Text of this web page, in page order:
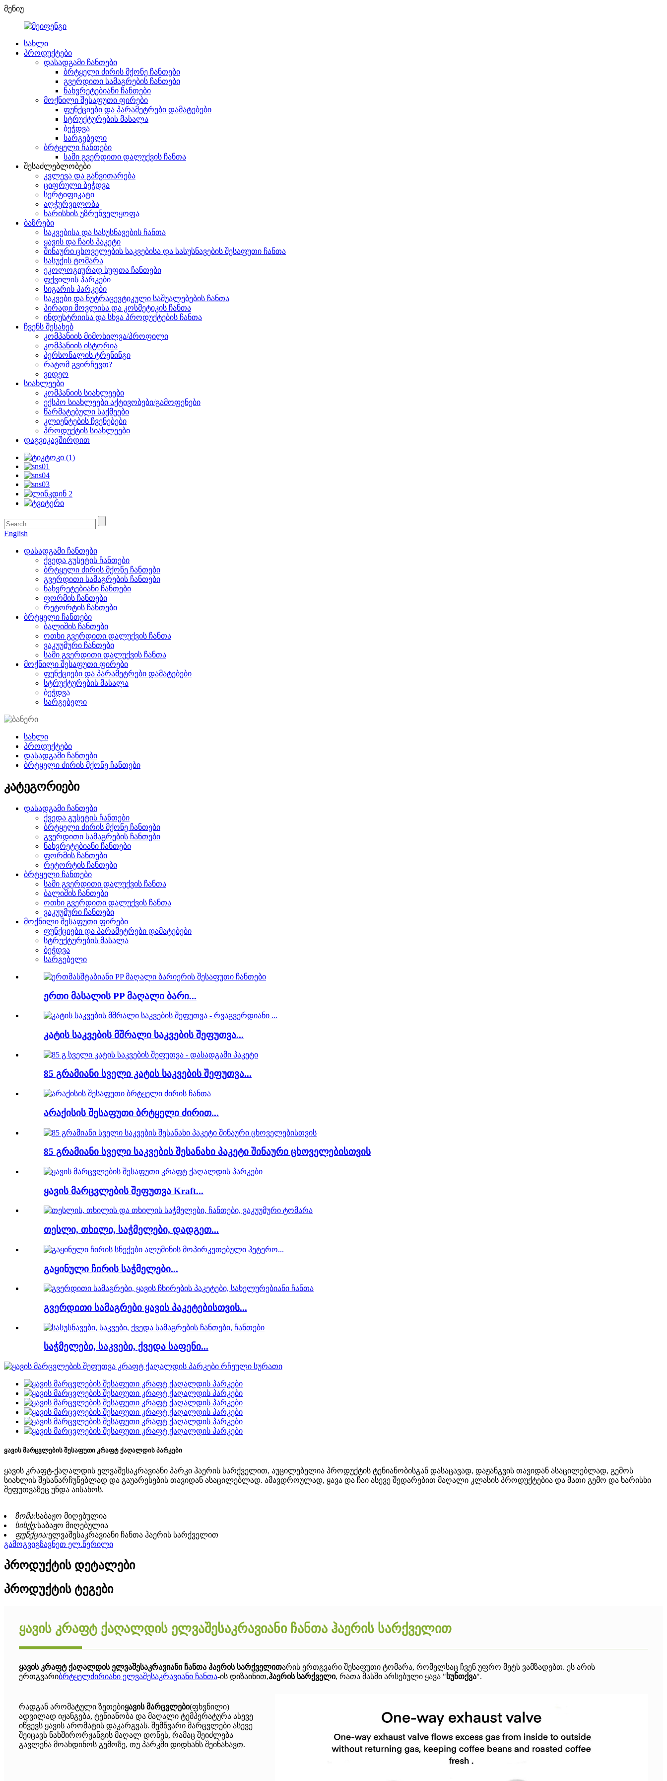
მენიუ
სახლი
პროდუქტები
დასადგამი ჩანთები
ბრტყელი ძირის მქონე ჩანთები
გვერდითი სამაგრების ჩანთები
ნახვრეტებიანი ჩანთები
მოქნილი შესაფუთი ფირები
ფუნქციები და პარამეტრები დამატებები
სტრუქტურების მასალა
ბეჭდვა
სარგებელი
ბრტყელი ჩანთები
სამი გვერდითი დალუქვის ჩანთა
შესაძლებლობები
კვლევა და განვითარება
ციფრული ბეჭდვა
სერტიფიკატი
აღჭურვილობა
ხარისხის უზრუნველყოფა
ბაზრები
საკვებისა და სასუსნავების ჩანთა
ყავის და ჩაის პაკეტი
შინაური ცხოველების საკვებისა და სასუსნავების შესაფუთი ჩანთა
სასუქის ტომარა
ეკოლოგიურად სუფთა ჩანთები
ფქვილის პარკები
სიგარის პარკები
საკვები და ნუტრაცევტიკული საშუალებების ჩანთა
პირადი მოვლისა და კოსმეტიკის ჩანთა
ინდუსტრიისა და სხვა პროდუქტების ჩანთა
ჩვენს შესახებ
კომპანიის მიმოხილვა/პროფილი
კომპანიის ისტორია
პერსონალის ტრენინგი
რატომ გვირჩევთ?
ვიდეო
სიახლეები
კომპანიის სიახლეები
ექსპო სიახლეები აქტივობები/გამოფენები
წარმატებული საქმეები
კლიენტების ჩვენებები
პროდუქტის სიახლეები
დაგვიკავშირდით
English
დასადგამი ჩანთები
ქვედა გუსეტის ჩანთები
ბრტყელი ძირის მქონე ჩანთები
გვერდითი სამაგრების ჩანთები
ნახვრეტებიანი ჩანთები
ფორმის ჩანთები
რეტორტის ჩანთები
ბრტყელი ჩანთები
ბალიშის ჩანთები
ოთხი გვერდითი დალუქვის ჩანთა
ვაკუუმური ჩანთები
სამი გვერდითი დალუქვის ჩანთა
მოქნილი შესაფუთი ფირები
ფუნქციები და პარამეტრები დამატებები
სტრუქტურების მასალა
ბეჭდვა
სარგებელი
სახლი
პროდუქტები
დასადგამი ჩანთები
ბრტყელი ძირის მქონე ჩანთები
კატეგორიები
დასადგამი ჩანთები
ქვედა გუსეტის ჩანთები
ბრტყელი ძირის მქონე ჩანთები
გვერდითი სამაგრების ჩანთები
ნახვრეტებიანი ჩანთები
ფორმის ჩანთები
რეტორტის ჩანთები
ბრტყელი ჩანთები
სამი გვერდითი დალუქვის ჩანთა
ბალიშის ჩანთები
ოთხი გვერდითი დალუქვის ჩანთა
ვაკუუმური ჩანთები
მოქნილი შესაფუთი ფირები
ფუნქციები და პარამეტრები დამატებები
სტრუქტურების მასალა
ბეჭდვა
სარგებელი
ერთი მასალის PP მაღალი ბარი...
კატის საკვების მშრალი საკვების შეფუთვა...
85 გრამიანი სველი კატის საკვების შეფუთვა...
არაქისის შესაფუთი ბრტყელი ძირით...
85 გრამიანი სველი საკვების შესანახი პაკეტი შინაური ცხოველებისთვის
ყავის მარცვლების შეფუთვა Kraft...
თესლი, თხილი, საჭმელები, დადგეთ...
გაყინული ჩირის საჭმელები...
გვერდითი სამაგრები ყავის პაკეტებისთვის...
საჭმელები, საკვები, ქვედა საფენი...
ყავის მარცვლების შესაფუთი კრაფტ ქაღალდის პარკები
ყავის კრაფტ-ქაღალდის ელვაშესაკრავიანი პარკი ჰაერის სარქველით, აუცილებელია პროდუქტის ტენიანობისგან დასაცავად, დაჟანგვის თავიდან ასაცილებლად, გემოს
სიახლის შესანარჩუნებლად და გაუარესების თავიდან ასაცილებლად. ამავდროულად, ყავა და ჩაი ასევე შედარებით მაღალი კლასის პროდუქტებია და მათი გემო და ხარისხი
შეფუთვაზეც უნდა აისახოს.
ზომა:საბაჟო მიღებულია
სისქე:საბაჟო მიღებულია
ფუნქცია:ელვაშესაკრავიანი ჩანთა ჰაერის სარქველით
გამოგვიგზავნეთ ელ.წერილი
პროდუქტის დეტალები
პროდუქტის ტეგები
ყავის კრაფტ ქაღალდის ელვაშესაკრავიანი ჩანთა ჰაერის სარქველით
ყავის კრაფტ ქაღალდის ელვაშესაკრავიანი ჩანთა ჰაერის სარქველითარის ერთგვარი შესაფუთი ტომარა, რომელსაც ჩვენ უფრო მეტს ვამზადებთ. ეს არის
ერთგვარიბრტყელძირიანი ელვაშესაკრავიანი ჩანთა-ის დიზაინით,ჰაერის სარქველი, რათა მასში არსებული ყავა "სუნთქვა".
რადგან არომატული ზეთებიყავის მარცვლები(ფხვნილი)
ადვილად იჟანგება, ტენიანობა და მაღალი ტემპერატურა ასევე
იწვევს ყავის არომატის დაკარგვას. შემწვარი მარცვლები ასევე
შეიცავს ნახშირორჟანგის მაღალ დონეს, რამაც შეიძლება
გავლენა მოახდინოს გემოზე, თუ პარკში დიდხანს შეინახავთ.